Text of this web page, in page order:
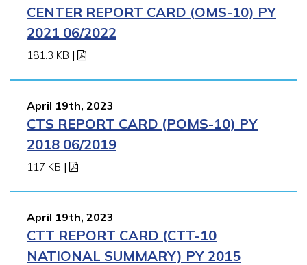
CENTER REPORT CARD (OMS-10) PY
2021 06/2022
181.3 KB |
April 19th, 2023
CTS REPORT CARD (POMS-10) PY
2018 06/2019
117 KB |
April 19th, 2023
CTT REPORT CARD (CTT-10
NATIONAL SUMMARY) PY 2015